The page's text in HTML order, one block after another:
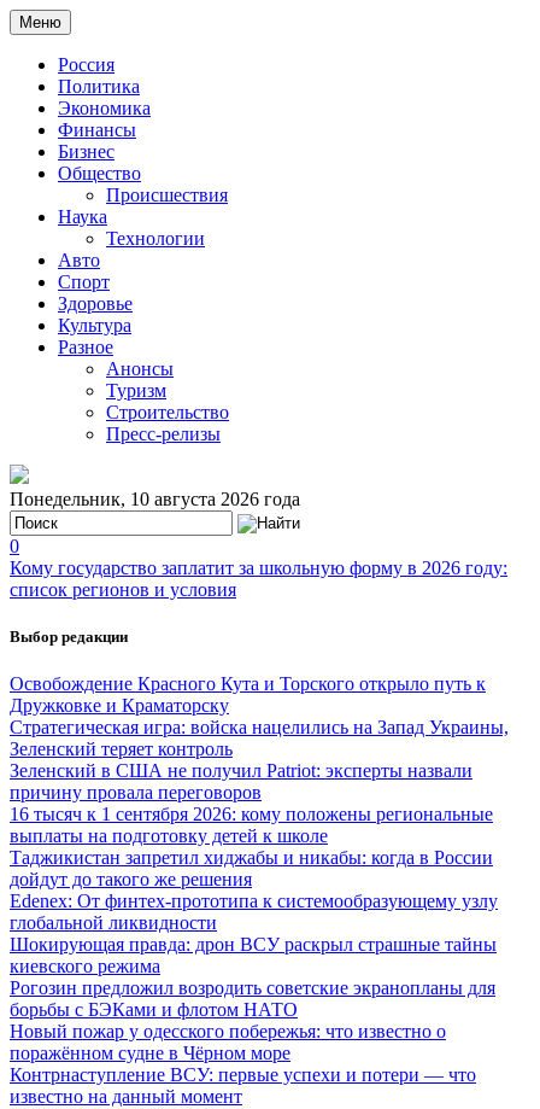
Меню
Россия
Политика
Экономика
Финансы
Бизнес
Общество
Происшествия
Наука
Технологии
Авто
Спорт
Здоровье
Культура
Разное
Анонсы
Туризм
Строительство
Пресс-релизы
Понедельник, 10 августа 2026 года
0
Кому государство заплатит за школьную форму в 2026 году:
список регионов и условия
Выбор редакции
Освобождение Красного Кута и Торского открыло путь к
Дружковке и Краматорску
Стратегическая игра: войска нацелились на Запад Украины,
Зеленский теряет контроль
Зеленский в США не получил Patriot: эксперты назвали
причину провала переговоров
16 тысяч к 1 сентября 2026: кому положены региональные
выплаты на подготовку детей к школе
Таджикистан запретил хиджабы и никабы: когда в России
дойдут до такого же решения
Edenex: От финтех-прототипа к системообразующему узлу
глобальной ликвидности
Шокирующая правда: дрон ВСУ раскрыл страшные тайны
киевского режима
Рогозин предложил возродить советские экранопланы для
борьбы с БЭКами и флотом НАТО
Новый пожар у одесского побережья: что известно о
поражённом судне в Чёрном море
Контрнаступление ВСУ: первые успехи и потери — что
известно на данный момент